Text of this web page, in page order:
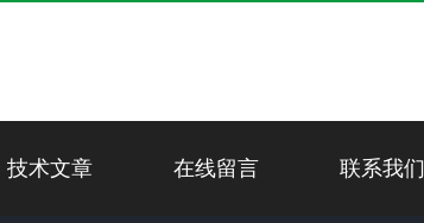
技术文章 在线留言 联系我们